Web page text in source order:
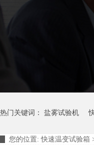
热门关键词： 盐雾试验机
您的位置:快速温变试验箱